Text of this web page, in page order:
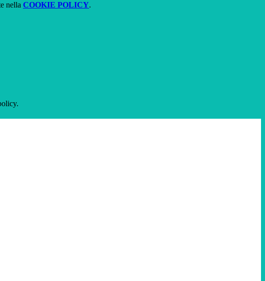
nella COOKIE POLICY.